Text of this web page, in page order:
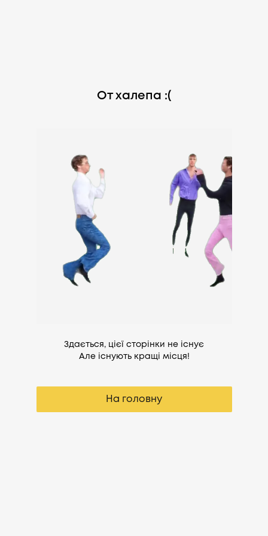
От халепа :(
Здається, цієї сторінки не існує
Але існують кращі місця!
На головну